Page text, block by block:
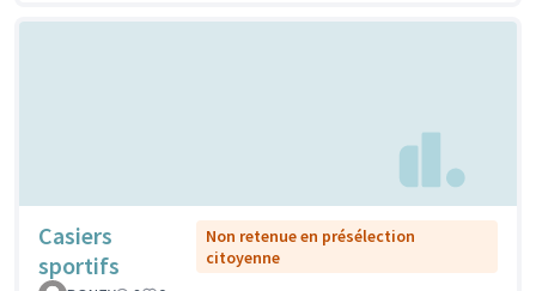
Casiers
sportifs
Non retenue en présélection
citoyenne